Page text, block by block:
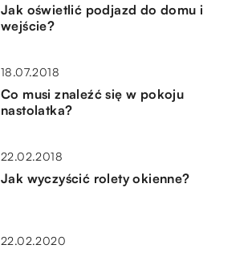
Jak oświetlić podjazd do domu i
wejście?
18.07.2018
Co musi znaleźć się w pokoju
nastolatka?
22.02.2018
Jak wyczyścić rolety okienne?
22.02.2020